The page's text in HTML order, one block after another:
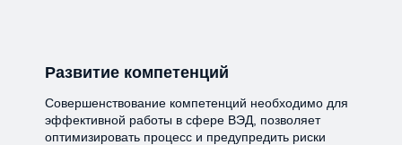
Развитие компетенций
Совершенствование компетенций необходимо для
эффективной работы в сфере ВЭД, позволяет
оптимизировать процесс и предупредить риски